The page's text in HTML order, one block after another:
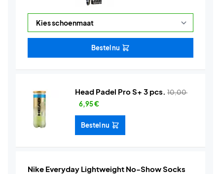
Bestel nu
Head Padel Pro S+ 3 pcs. 10,00
6,95€
Bestel nu
Nike Everyday Lightweight No-Show Socks